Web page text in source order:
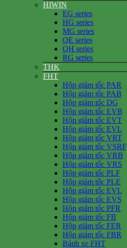
HIWIN
EG series
HG series
MG series
QE series
QH series
RG series
THK
FHT
Hộp giảm tốc PAR
Hộp giảm tốc PAB
Hộp giảm tốc DG
Hộp giảm tốc EVB
Hộp giảm tốc EVT
Hộp giảm tốc EVL
Hộp giảm tốc VRT
Hộp giảm tốc VSRF
Hộp giảm tốc VRB
Hộp giảm tốc VRS
Hộp giảm tốc PLF
Hộp giảm tốc PLE
Hộp giảm tốc EVL
Hộp giảm tốc EVS
Hộp giảm tốc PFR
Hộp giảm tốc FB
Hộp giảm tốc FER
Hộp giảm tốc FBR
Bánh xe FHT